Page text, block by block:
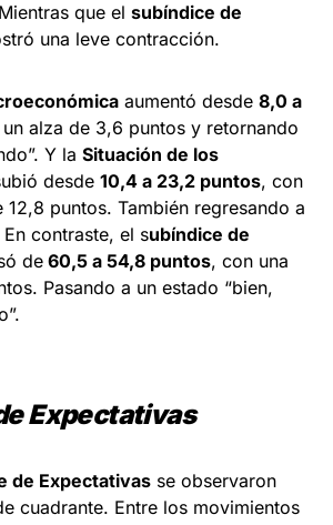
que el subíndice de
una leve contracción.
aumentó desde 8,0 a
alza de 3,6 puntos y retornando
Y la Situación de los
desde 10,4 a 23,2 puntos, con
12,8 puntos. También regresando a
contraste, el subíndice de
de60,5 a 54,8 puntos, con una
Pasando a un estado “bien,
Expectativas
de Expectativas se observaron
cuadrante. Entre los movimientos